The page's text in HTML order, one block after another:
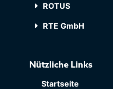
ROTUS
RTE GmbH
Nützliche Links
Startseite